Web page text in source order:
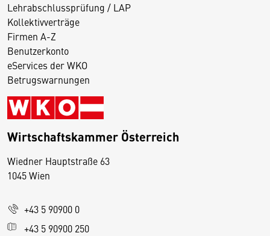
Lehrabschlussprüfung / LAP
Kollektivverträge
Firmen A-Z
Benutzerkonto
eServices der WKO
Betrugswarnungen
Wirtschaftskammer Österreich
Wiedner Hauptstraße 63
1045 Wien
+43 5 90900 0
+43 5 90900 250
D
s
e